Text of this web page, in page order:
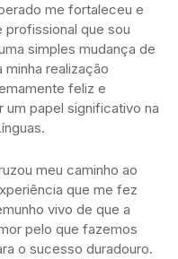
me fortaleceu e
profissional que sou
simples mudança de
realização
feliz e
papel significativo na
meu caminho ao
que me fez
vivo de que a
pelo que fazemos
o sucesso duradouro.